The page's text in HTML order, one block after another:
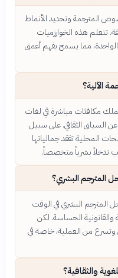
المترجمة وتحديد الأنماط
تتعلم هذه الخوارزميات
مما يسمح بفهم أعمق
الآلية؟
تملك مكافئات مباشرة في لغات
السياق الثقافي. على سبيل
المحلية تفقد جمالياتها
تدخلاً بشرياً متخصصاً.
المترجم البشري؟
المترجم البشري في الوقت
والقانونية الحساسة. لكن
وتسرع من العملية، خاصة في
والثقافية؟